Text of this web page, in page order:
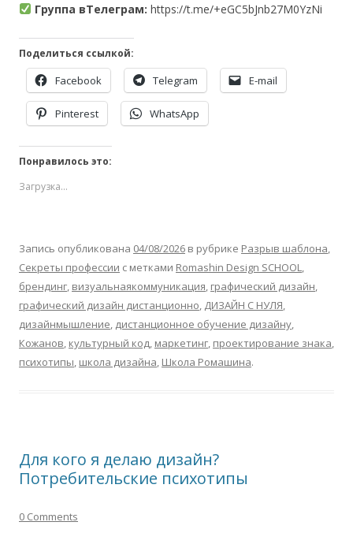
Группа вТелеграм: https://t.me/+eGC5bJnb27M0YzNi
Поделиться ссылкой:
Facebook Telegram E-mail
Pinterest WhatsApp
Понравилось это:
Загрузка...
Запись опубликована 04/08/2026 в рубрике Разрыв шаблона,
Секреты профессии с метками Romashin Design SCHOOL,
брендинг, визуальнаякоммуникация, графический дизайн,
графический дизайн дистанционно, ДИЗАЙН С НУЛЯ,
дизайнмышление, дистанционное обучение дизайну,
Кожанов, культурный код, маркетинг, проектирование знака,
психотипы, школа дизайна, Школа Ромашина.
Для кого я делаю дизайн?
Потребительские психотипы
0 Comments